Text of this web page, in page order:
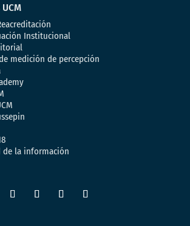
Institucional
medición de percepción
de la información